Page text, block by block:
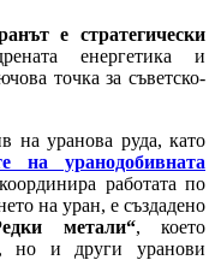
е стратегически
енергетика и
точка за съветско-
на уранова руда, като
на уранодобивната
работата по
на уран, е създадено
метали“, което
но и други уранови